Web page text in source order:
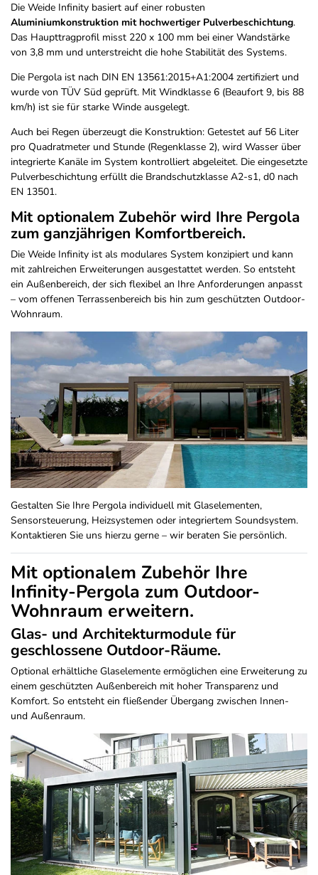
Die Weide Infinity basiert auf einer robusten
Aluminiumkonstruktion mit hochwertiger Pulverbeschichtung.
Das Haupttragprofil misst 220 x 100 mm bei einer Wandstärke
von 3,8 mm und unterstreicht die hohe Stabilität des Systems.
Die Pergola ist nach DIN EN 13561:2015+A1:2004 zertifiziert und
wurde von TÜV Süd geprüft. Mit Windklasse 6 (Beaufort 9, bis 88
km/h) ist sie für starke Winde ausgelegt.
Auch bei Regen überzeugt die Konstruktion: Getestet auf 56 Liter
pro Quadratmeter und Stunde (Regenklasse 2), wird Wasser über
integrierte Kanäle im System kontrolliert abgeleitet. Die eingesetzte
Pulverbeschichtung erfüllt die Brandschutzklasse A2-s1, d0 nach
EN 13501.
Mit optionalem Zubehör wird Ihre Pergola
zum ganzjährigen Komfortbereich.
Die Weide Infinity ist als modulares System konzipiert und kann
mit zahlreichen Erweiterungen ausgestattet werden. So entsteht
ein Außenbereich, der sich flexibel an Ihre Anforderungen anpasst
– vom offenen Terrassenbereich bis hin zum geschützten Outdoor-
Wohnraum.
Gestalten Sie Ihre Pergola individuell mit Glaselementen,
Sensorsteuerung, Heizsystemen oder integriertem Soundsystem.
Kontaktieren Sie uns hierzu gerne – wir beraten Sie persönlich.
Mit optionalem Zubehör Ihre
Infinity-Pergola zum Outdoor-
Wohnraum erweitern.
Glas- und Architekturmodule für
geschlossene Outdoor-Räume.
Optional erhältliche Glaselemente ermöglichen eine Erweiterung zu
einem geschützten Außenbereich mit hoher Transparenz und
Komfort. So entsteht ein fließender Übergang zwischen Innen-
und Außenraum.